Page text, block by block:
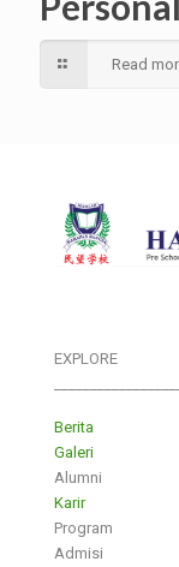
Read
EXPLORE
Berita
Galeri
Alumni
Karir
Program
Admisi